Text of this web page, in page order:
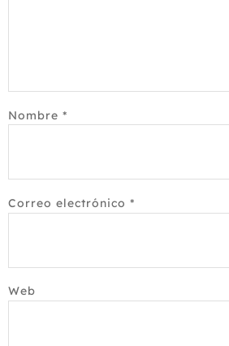
Nombre *
Correo electrónico *
Web